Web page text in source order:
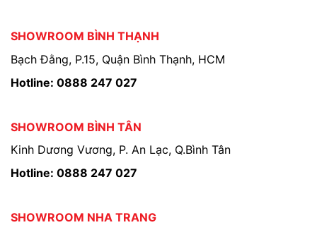
SHOWROOM BÌNH THẠNH
Bạch Đằng, P.15, Quận Bình Thạnh, HCM
Hotline: 0888 247 027
SHOWROOM BÌNH TÂN
Kinh Dương Vương, P. An Lạc, Q.Bình Tân
Hotline: 0888 247 027
SHOWROOM NHA TRANG